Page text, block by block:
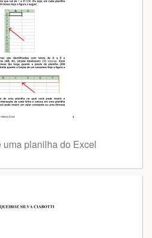
planilha do Excel